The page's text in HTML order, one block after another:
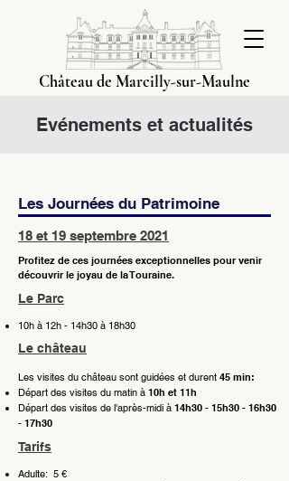
Château de Marcilly-sur-Maulne
Evénements et actualités
Les Journées du Patrimoine
18 et 19 septembre 2021
Profitez de ces journées exceptionnelles pour venir
découvrir le joyau de la Touraine.
Le Parc
10h à 12h - 14h30 à 18h30
Le château
Les visites du château sont guidées et durent 45 min:
Départ des visites du matin à 10h et 11h
Départ des visites de l'après-midi à 14h30 - 15h30 - 16h30
- 17h30
Tarifs
Adulte: 5 €